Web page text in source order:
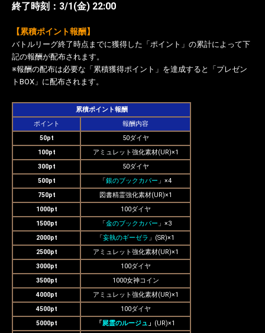
終了時刻：3/1(金) 22:00
【累積ポイント報酬】
バトルリーグ終了時点までに獲得した「ポイント」の累計によって下
記の報酬が配布されます。
※報酬の配布は必要な「累積獲得ポイント」を達成すると「プレゼン
トBOX」に配布されます。
累積ポイント報酬
ポイント
報酬内容
50pt
50ダイヤ
100pt
アミュレット強化素材(UR)×1
300pt
50ダイヤ
500pt
「銀のブックカバー 」×4
750pt
図書精霊強化素材(UR)×1
1000pt
100ダイヤ
1500pt
「金のブックカバー 」×3
2000pt
「妄執のギーゼラ 」(SR)×1
2500pt
アミュレット強化素材(UR)×1
3000pt
100ダイヤ
3500pt
1000女神コイン
4000pt
アミュレット強化素材(UR)×1
4500pt
100ダイヤ
5000pt
「屍霊のルージュ 」 (UR)×1